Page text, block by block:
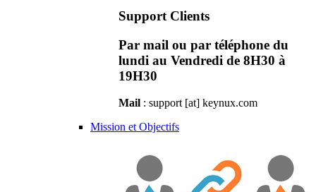
Support Clients
Par mail ou par téléphone du
lundi au Vendredi de 8H30 à
19H30
Mail : support [at] keynux.com
Mission et Objectifs